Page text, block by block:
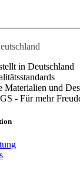
in Deutschland
Materialien und
- Für mehr